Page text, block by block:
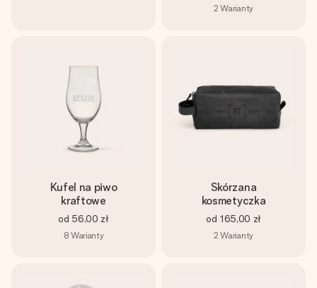
2 Warianty
Kufel na piwo
kraftowe
od 56,00 zł
8 Warianty
Skórzana
kosmetyczka
od 165,00 zł
2 Warianty